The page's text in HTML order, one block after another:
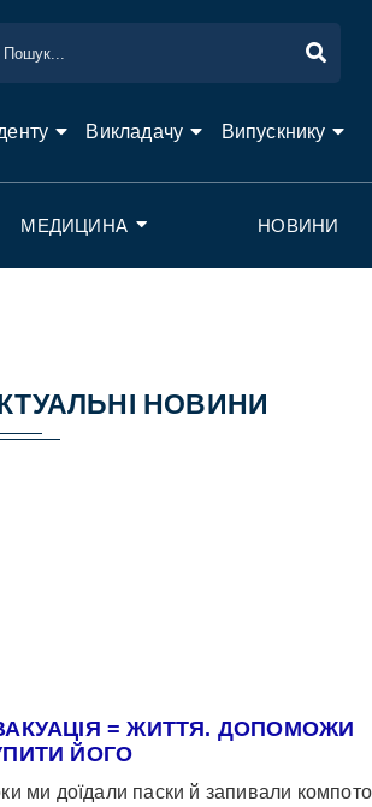
Викладачу Випускнику
МЕДИЦИНА НОВИНИ
НОВИНИ
= ЖИТТЯ. ДОПОМОЖИ
ЙОГО
ми доїдали паски й запивали